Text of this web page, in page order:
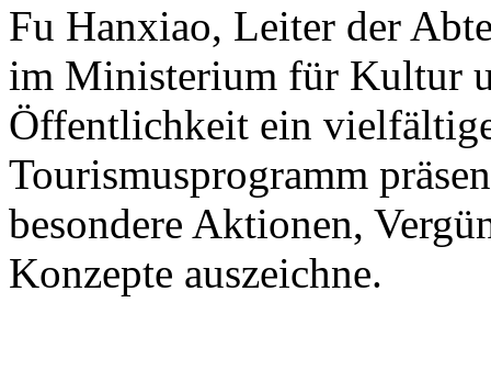
Fu Hanxiao, Leiter der
im Ministerium für Kultur
Öffentlichkeit ein
Tourismusprogramm
besondere Aktionen,
Konzepte auszeichne.